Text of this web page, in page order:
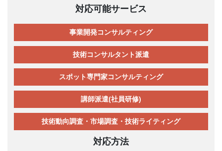
対応可能サービス
事業開発コンサルティング
技術コンサルタント派遣
スポット専門家コンサルティング
講師派遣(社員研修)
技術動向調査・市場調査・技術ライティング
対応方法